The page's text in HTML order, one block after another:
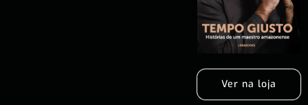
Ver na loja